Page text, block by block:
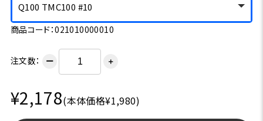
Q100 TMC100 #10
商品コード：021010000010
注文数： ー ＋
¥2,178(本体価格¥1,980)